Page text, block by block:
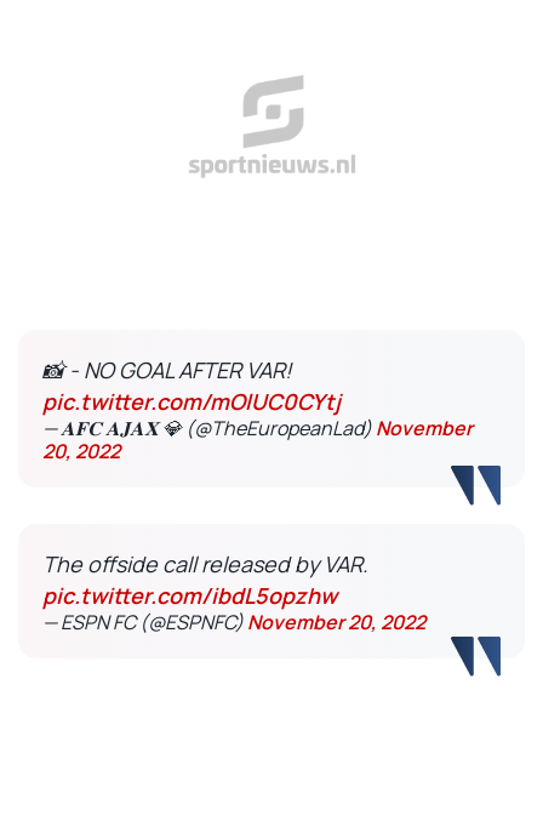
📸 - NO GOAL AFTER VAR!
pic.twitter.com/mOlUC0CYtj
— 𝐀𝐅𝐂 𝐀𝐉𝐀𝐗 💎 (@TheEuropeanLad)November
20, 2022
The offside call released by VAR.
pic.twitter.com/ibdL5opzhw
— ESPN FC (@ESPNFC)November 20, 2022